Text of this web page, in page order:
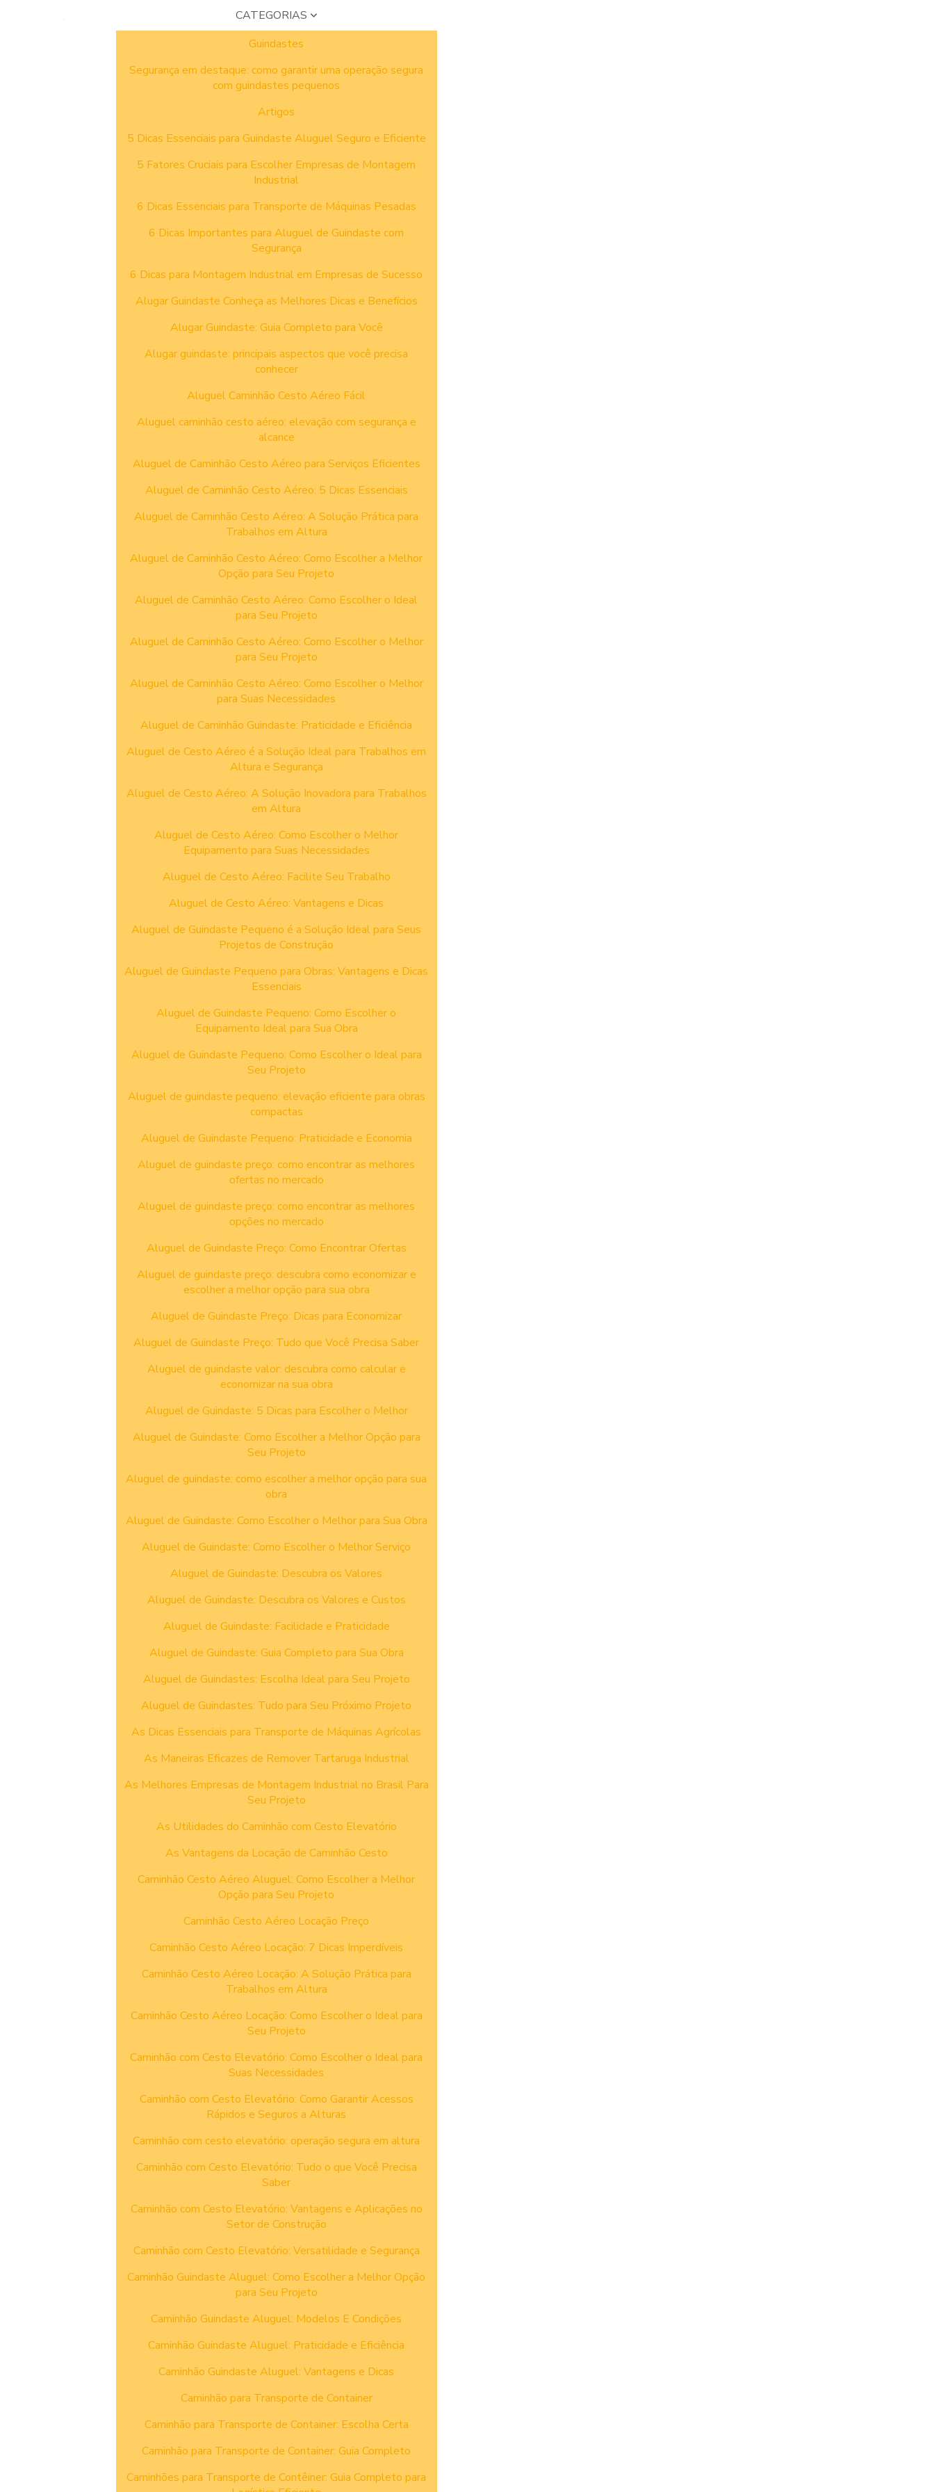
CATEGORIAS
Guindastes
Segurança em destaque: como garantir uma operação segura
com guindastes pequenos
Artigos
5 Dicas Essenciais para Guindaste Aluguel Seguro e Eficiente
5 Fatores Cruciais para Escolher Empresas de Montagem
Industrial
6 Dicas Essenciais para Transporte de Máquinas Pesadas
6 Dicas Importantes para Aluguel de Guindaste com
Segurança
6 Dicas para Montagem Industrial em Empresas de Sucesso
Alugar Guindaste Conheça as Melhores Dicas e Benefícios
Alugar Guindaste: Guia Completo para Você
Alugar guindaste: principais aspectos que você precisa
conhecer
Aluguel Caminhão Cesto Aéreo Fácil
Aluguel caminhão cesto aéreo: elevação com segurança e
alcance
Aluguel de Caminhão Cesto Aéreo para Serviços Eficientes
Aluguel de Caminhão Cesto Aéreo: 5 Dicas Essenciais
Aluguel de Caminhão Cesto Aéreo: A Solução Prática para
Trabalhos em Altura
Aluguel de Caminhão Cesto Aéreo: Como Escolher a Melhor
Opção para Seu Projeto
Aluguel de Caminhão Cesto Aéreo: Como Escolher o Ideal
para Seu Projeto
Aluguel de Caminhão Cesto Aéreo: Como Escolher o Melhor
para Seu Projeto
Aluguel de Caminhão Cesto Aéreo: Como Escolher o Melhor
para Suas Necessidades
Aluguel de Caminhão Guindaste: Praticidade e Eficiência
Aluguel de Cesto Aéreo é a Solução Ideal para Trabalhos em
Altura e Segurança
Aluguel de Cesto Aéreo: A Solução Inovadora para Trabalhos
em Altura
Aluguel de Cesto Aéreo: Como Escolher o Melhor
Equipamento para Suas Necessidades
Aluguel de Cesto Aéreo: Facilite Seu Trabalho
Aluguel de Cesto Aéreo: Vantagens e Dicas
Aluguel de Guindaste Pequeno é a Solução Ideal para Seus
Projetos de Construção
Aluguel de Guindaste Pequeno para Obras: Vantagens e Dicas
Essenciais
Aluguel de Guindaste Pequeno: Como Escolher o
Equipamento Ideal para Sua Obra
Aluguel de Guindaste Pequeno: Como Escolher o Ideal para
Seu Projeto
Aluguel de guindaste pequeno: elevação eficiente para obras
compactas
Aluguel de Guindaste Pequeno: Praticidade e Economia
Aluguel de guindaste preço: como encontrar as melhores
ofertas no mercado
Aluguel de guindaste preço: como encontrar as melhores
opções no mercado
Aluguel de Guindaste Preço: Como Encontrar Ofertas
Aluguel de guindaste preço: descubra como economizar e
escolher a melhor opção para sua obra
Aluguel de Guindaste Preço: Dicas para Economizar
Aluguel de Guindaste Preço: Tudo que Você Precisa Saber
Aluguel de guindaste valor: descubra como calcular e
economizar na sua obra
Aluguel de Guindaste: 5 Dicas para Escolher o Melhor
Aluguel de Guindaste: Como Escolher a Melhor Opção para
Seu Projeto
Aluguel de guindaste: como escolher a melhor opção para sua
obra
Aluguel de Guindaste: Como Escolher o Melhor para Sua Obra
Aluguel de Guindaste: Como Escolher o Melhor Serviço
Aluguel de Guindaste: Descubra os Valores
Aluguel de Guindaste: Descubra os Valores e Custos
Aluguel de Guindaste: Facilidade e Praticidade
Aluguel de Guindaste: Guia Completo para Sua Obra
Aluguel de Guindastes: Escolha Ideal para Seu Projeto
Aluguel de Guindastes: Tudo para Seu Próximo Projeto
As Dicas Essenciais para Transporte de Máquinas Agrícolas
As Maneiras Eficazes de Remover Tartaruga Industrial
As Melhores Empresas de Montagem Industrial no Brasil Para
Seu Projeto
As Utilidades do Caminhão com Cesto Elevatório
As Vantagens da Locação de Caminhão Cesto
Caminhão Cesto Aéreo Aluguel: Como Escolher a Melhor
Opção para Seu Projeto
Caminhão Cesto Aéreo Locação Preço
Caminhão Cesto Aéreo Locação: 7 Dicas Imperdíveis
Caminhão Cesto Aéreo Locação: A Solução Prática para
Trabalhos em Altura
Caminhão Cesto Aéreo Locação: Como Escolher o Ideal para
Seu Projeto
Caminhão com Cesto Elevatório: Como Escolher o Ideal para
Suas Necessidades
Caminhão com Cesto Elevatório: Como Garantir Acessos
Rápidos e Seguros a Alturas
Caminhão com cesto elevatório: operação segura em altura
Caminhão com Cesto Elevatório: Tudo o que Você Precisa
Saber
Caminhão com Cesto Elevatório: Vantagens e Aplicações no
Setor de Construção
Caminhão com Cesto Elevatório: Versatilidade e Segurança
Caminhão Guindaste Aluguel: Como Escolher a Melhor Opção
para Seu Projeto
Caminhão Guindaste Aluguel: Modelos E Condições
Caminhão Guindaste Aluguel: Praticidade e Eficiência
Caminhão Guindaste Aluguel: Vantagens e Dicas
Caminhão para Transporte de Container
Caminhão para Transporte de Container: Escolha Certa
Caminhão para Transporte de Container: Guia Completo
Caminhões para Transporte de Contêiner: Guia Completo para